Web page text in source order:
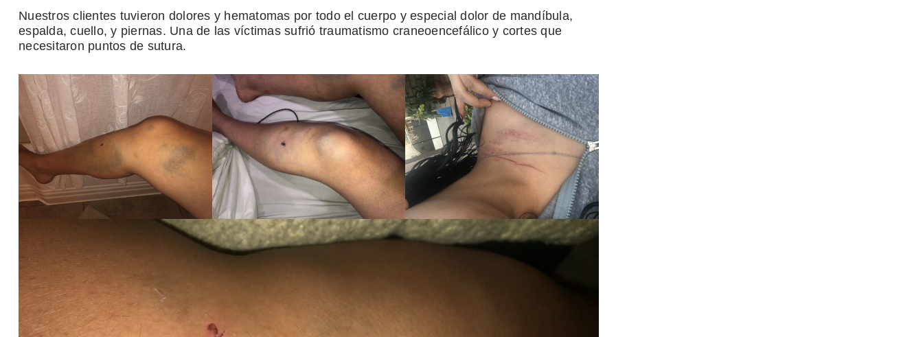
Nuestros clientes tuvieron dolores y hematomas por todo el cuerpo y especial dolor de mandíbula,
espalda, cuello, y piernas. Una de las víctimas sufrió traumatismo craneoencefálico y cortes que
necesitaron puntos de sutura.